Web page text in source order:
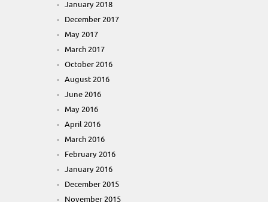
January 2018
December 2017
May 2017
March 2017
October 2016
August 2016
June 2016
May 2016
April 2016
March 2016
February 2016
January 2016
December 2015
November 2015